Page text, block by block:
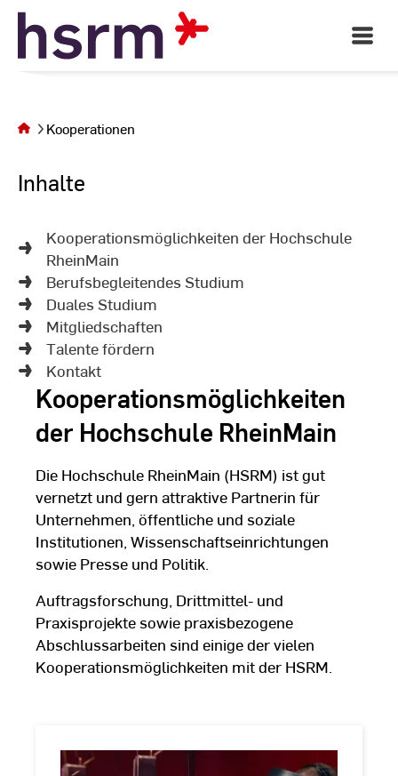
Skip
Content
Open
Main
sich auf der
SeiteKooperationen
Inhalte
Kooperationsmöglichkeiten der Hochschule
RheinMain
Berufsbegleitendes Studium
Duales Studium
Mitgliedschaften
Talente fördern
Kontakt
Kooperationsmöglichkeiten
der Hochschule RheinMain
Die Hochschule RheinMain (HSRM) ist gut
vernetzt und gern attraktive Partnerin für
Unternehmen, öffentliche und soziale
Institutionen, Wissenschaftseinrichtungen
sowie Presse und Politik.
Auftragsforschung, Drittmittel- und
Praxisprojekte sowie praxisbezogene
Abschlussarbeiten sind einige der vielen
Kooperationsmöglichkeiten mit der HSRM.